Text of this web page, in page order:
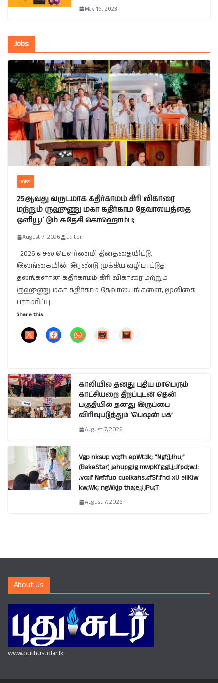
May 16, 2023
Jobs
JOBS
25ஆவது வருடமாக கதிர்காமம் கிரி விகாரை
மற்றும் ருஹுணு மகா கதிர்காம தேவாலயத்தை
ஒளியூட்டும் சுதேசி கொஹொம்ப;
August 7, 2026 Editor
2026 எசல பௌர்ணமி தினத்தையிட்டு,
இலங்கையின் இரண்டு முக்கிய வழிபாட்டுத்
தலங்களான கதிர்காமம் கிரி விகாரை மற்றும்
ருஹுணு மகா கதிர்காம தேவாலயங்களை, மூலிகை
பராமரிப்பு
Share this:
காலியில் தனது புதிய மாபெரும்
காட்சியறை திறப்புடன் தென்
பகுதியில் தனது இருப்பை
விரிவுபடுத்தும் ‘பெஷன் பக்’
August 7, 2026
Vgp nksup yq;fh epWtdk; “Ngf;];lhu;”
(BakeStar) jahupg;ig mwpKfg;gLj;Jfpd;wJ:
,yq;if Ngf;fup cupikahsu;fSf;fhd xU eilKiw
kw;Wk; ngWkjp tha;e;j jPu;T
August 7, 2026
About Us
www.puthusudar.lk